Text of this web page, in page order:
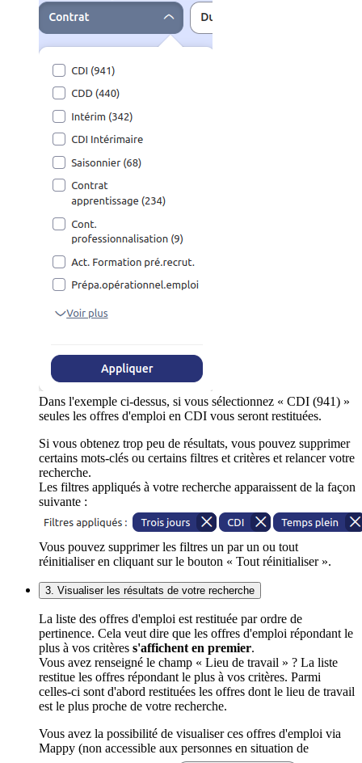
Dans l'exemple ci-dessus, si vous sélectionnez « CDI (941) »
seules les offres d'emploi en CDI vous seront restituées.
Si vous obtenez trop peu de résultats, vous pouvez supprimer
certains mots-clés ou certains filtres et critères et relancer votre
recherche.
Les filtres appliqués à votre recherche apparaissent de la façon
suivante :
Vous pouvez supprimer les filtres un par un ou tout
réinitialiser en cliquant sur le bouton « Tout réinitialiser ».
3. Visualiser les résultats de votre recherche
La liste des offres d'emploi est restituée par ordre de
pertinence. Cela veut dire que les offres d'emploi répondant le
plus à vos critères s'affichent en premier.
Vous avez renseigné le champ « Lieu de travail » ? La liste
restitue les offres répondant le plus à vos critères. Parmi
celles-ci sont d'abord restituées les offres dont le lieu de travail
est le plus proche de votre recherche.
Vous avez la possibilité de visualiser ces offres d'emploi via
Mappy (non accessible aux personnes en situation de